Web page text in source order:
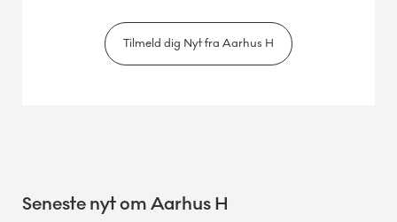
Tilmeld dig Nyt fra Aarhus H
Seneste nyt om Aarhus H